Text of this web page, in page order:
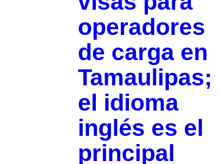
operadores
de carga en
Tamaulipas;
el idioma
inglés es el
principal